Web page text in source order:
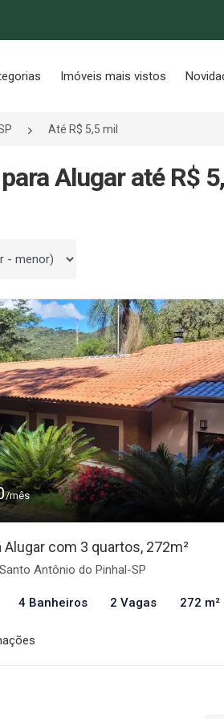
Imóveis mais vistos
Até R$ 5,5 mil
Alugar até R$
/mês
Alugar com 3 quartos, 272m²
Antônio do Pinhal-SP
4 Banheiros 2 Vagas 272 m²